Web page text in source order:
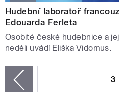
Hudební laboratoř
Edouarda Ferleta
Osobité české hudebnice a
neděli uvádí Eliška Vidomus.
3